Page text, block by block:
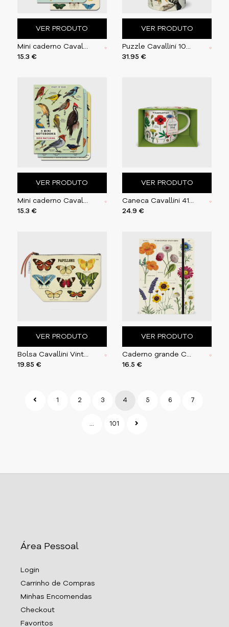
VER PRODUTO
Mini caderno Cavallini 10x14cm c/3 Butterflies
15.3 €
VER PRODUTO
Puzzle Cavallini 1000 pçs 55X70cm British Birds
31.95 €
VER PRODUTO
15.3 €
VER PRODUTO
24.9 €
VER PRODUTO
Bolsa Cavallini Vintage 15x22cm Butterflies
19.85 €
VER PRODUTO
Caderno grande Cavallini 15x20cm Wildflowers
16.5 €
1 2 3 4 5 6 7
101
Área Pessoal
Login
Carrinho de Compras
Minhas Encomendas
Checkout
Favoritos